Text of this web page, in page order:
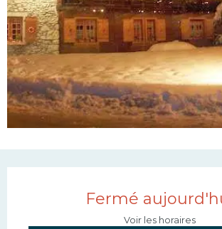
Ouverture et
Fermé
Voir les horaires